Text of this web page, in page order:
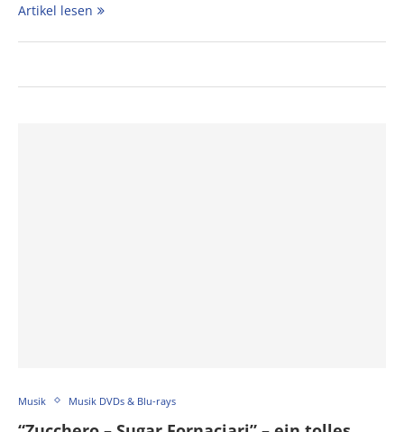
Artikel lesen
Musik Musik DVDs & Blu-rays